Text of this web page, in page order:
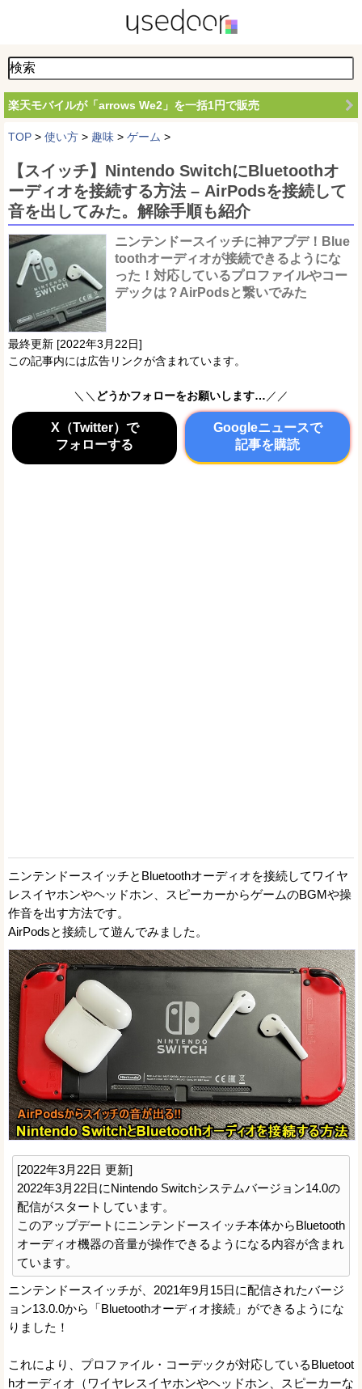
楽天モバイルが「arrows We2」を一括1円で販売
TOP > 使い方 > 趣味 > ゲーム >
【スイッチ】Nintendo SwitchにBluetoothオ
ーディオを接続する方法 – AirPodsを接続して
音を出してみた。解除手順も紹介
ニンテンドースイッチに神アプデ！Blue
toothオーディオが接続できるようにな
った！対応しているプロファイルやコー
デックは？AirPodsと繋いでみた
最終更新 [2022年3月22日]
この記事内には広告リンクが含まれています。
＼＼ どうかフォローをお願いします… ／／
X（Twitter）で
フォローする
Googleニュースで
記事を購読
ニンテンドースイッチとBluetoothオーディオを接続してワイヤ
レスイヤホンやヘッドホン、スピーカーからゲームのBGMや操
作音を出す方法です。
AirPodsと接続して遊んでみました。
[2022年3月22日 更新]
2022年3月22日にNintendo Switchシステムバージョン14.0の
配信がスタートしています。
このアップデートにニンテンドースイッチ本体からBluetooth
オーディオ機器の音量が操作できるようになる内容が含まれ
ています。
ニンテンドースイッチが、2021年9月15日に配信されたバージ
ョン13.0.0から「Bluetoothオーディオ接続」ができるようにな
りました！
これにより、プロファイル・コーデックが対応しているBluetoot
hオーディオ（ワイヤレスイヤホンやヘッドホン、スピーカーな